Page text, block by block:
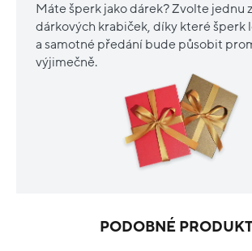
Máte šperk jako dárek? Zvolte jednu
dárkových krabiček, díky které šperk
a samotné předání bude působit
výjimečně.
PODOBNÉ